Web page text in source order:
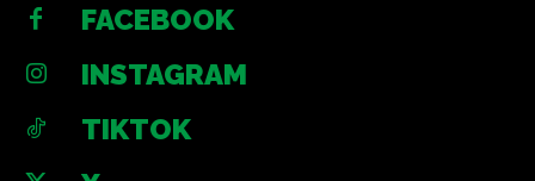
FACEBOOK
INSTAGRAM
TIKTOK